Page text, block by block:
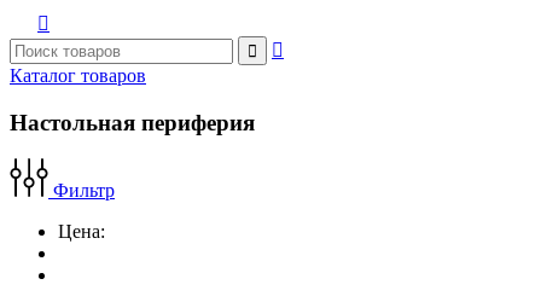



Каталог товаров
Настольная периферия
Фильтр
Цена: